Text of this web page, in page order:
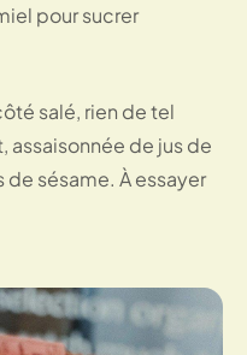
pour sucrer
salé, rien de tel
de jus de
sésame. À essayer